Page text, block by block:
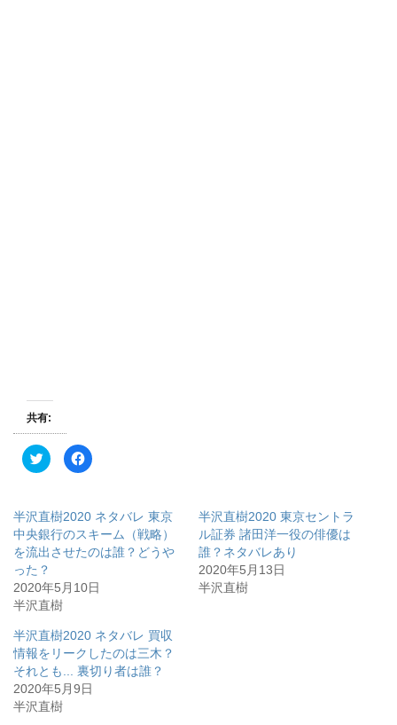
共有:
ク
リ
て
T
w
i
t
e
r
で
共
有
新
し
い
ウ
ィ
ン
ド
ウ
F
a
o
k
で
共
有
る
に
ッ
ク
し
て
く
だ
半沢直樹2020 ネタバレ 東京
中央銀行のスキーム（戦略）
を流出させたのは誰？どうや
った？
2020年5月10日
半沢直樹
半沢直樹2020 東京セントラ
ル証券 諸田洋一役の俳優は
誰？ネタバレあり
2020年5月13日
半沢直樹
半沢直樹2020 ネタバレ 買収
情報をリークしたのは三木？
それとも... 裏切り者は誰？
2020年5月9日
半沢直樹